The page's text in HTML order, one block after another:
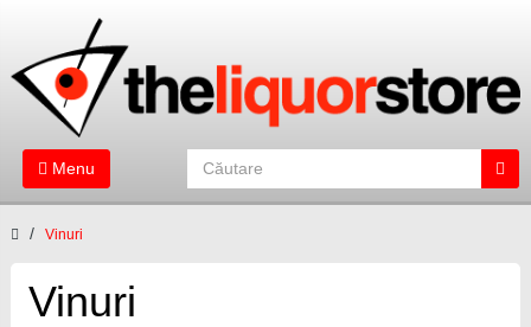
Menu
Vinuri
Vinuri